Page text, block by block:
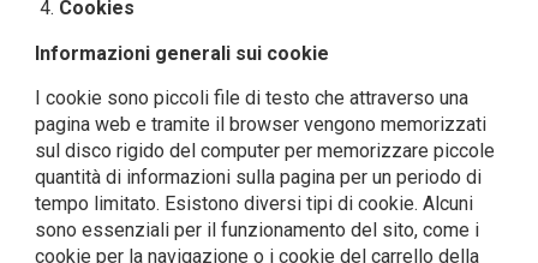
Cookies
Informazioni generali sui cookie
I cookie sono piccoli file di testo che attraverso una
pagina web e tramite il browser vengono memorizzati
sul disco rigido del computer per memorizzare piccole
quantità di informazioni sulla pagina per un periodo di
tempo limitato. Esistono diversi tipi di cookie. Alcuni
sono essenziali per il funzionamento del sito, come i
cookie per la navigazione o i cookie del carrello della